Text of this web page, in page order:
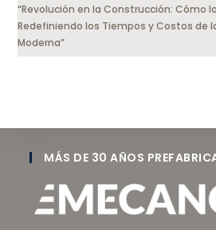
“Revolución en la Construcción: Cómo
Redefiniendo los Tiempos y Costos de
Moderna”
MÁS DE 30 AÑOS